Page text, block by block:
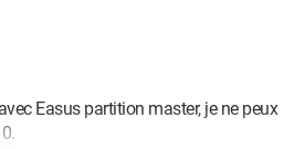
Easus partition master, je ne peux